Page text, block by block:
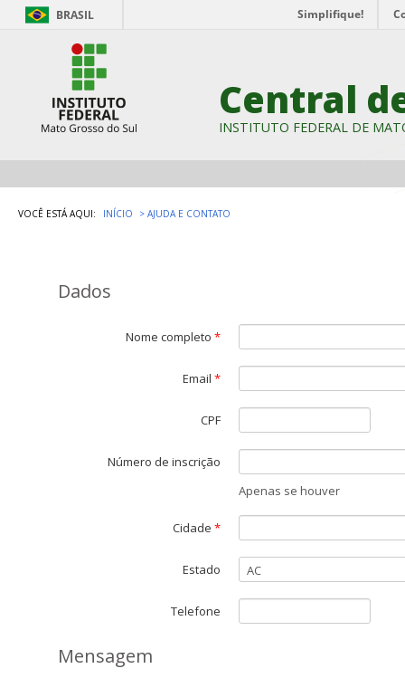
BRASIL Simplifique!
Central
INSTITUTO FEDERAL DE
VOCÊ ESTÁ AQUI: INÍCIO AJUDA E CONTATO
Dados
Nome completo *
Email *
CPF
Número de inscrição
Apenas se houver
Cidade *
Estado
Telefone
Mensagem